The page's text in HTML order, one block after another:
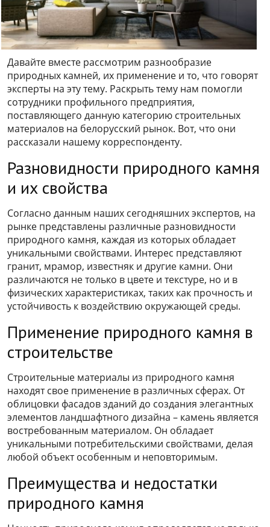
Давайте вместе рассмотрим разнообразие
природных камней, их применение и то, что говорят
эксперты на эту тему. Раскрыть тему нам помогли
сотрудники профильного предприятия,
поставляющего данную категорию строительных
материалов на белорусский рынок. Вот, что они
рассказали нашему корреспонденту.
Разновидности природного камня
и их свойства
Согласно данным наших сегодняшних экспертов, на
рынке представлены различные разновидности
природного камня, каждая из которых обладает
уникальными свойствами. Интерес представляют
гранит, мрамор, известняк и другие камни. Они
различаются не только в цвете и текстуре, но и в
физических характеристиках, таких как прочность и
устойчивость к воздействию окружающей среды.
Применение природного камня в
строительстве
Строительные материалы из природного камня
находят свое применение в различных сферах. От
облицовки фасадов зданий до создания элегантных
элементов ландшафтного дизайна – камень является
востребованным материалом. Он обладает
уникальными потребительскими свойствами, делая
любой объект особенным и неповторимым.
Преимущества и недостатки
природного камня